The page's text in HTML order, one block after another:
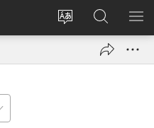
Kaci
aniɛn'n
Wlu
nun
Kunndɛ
JW.ORG
su